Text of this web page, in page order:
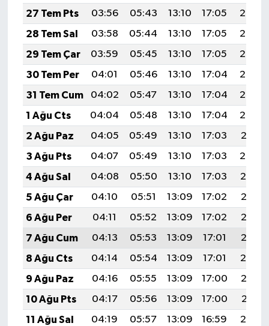
27 Tem Pts
03:56 05:43 13:10 17:05
20:27
28 Tem Sal
03:58 05:44 13:10 17:05
20:26
29 Tem Çar
03:59 05:45 13:10 17:05
20:25
30 Tem Per
04:01 05:46 13:10 17:04
20:24
31 Tem Cum
04:02 05:47 13:10 17:04
20:23
1 Ağu Cts
04:04 05:48 13:10 17:04
20:22
2 Ağu Paz
04:05 05:49 13:10 17:03
20:21
3 Ağu Pts
04:07 05:49 13:10 17:03
20:20
4 Ağu Sal
04:08 05:50 13:10 17:03
20:19
5 Ağu Çar
04:10 05:51 13:09 17:02
20:17
6 Ağu Per
04:11 05:52 13:09 17:02
20:16
7 Ağu Cum
04:13 05:53 13:09 17:01
20:15
8 Ağu Cts
04:14 05:54 13:09 17:01
20:14
9 Ağu Paz
04:16 05:55 13:09 17:00
20:13
10 Ağu Pts
04:17 05:56 13:09 17:00
20:11
11 Ağu Sal
04:19 05:57 13:09 16:59
20:10
KÜLTÜR SANAT
MAGAZİN
Otomobil
POLİTİKA
Sağlık
SİYASET
SPOR HABERLERİ
TEKNOLOJİ
ÜLKE GÜNDEMİ
YAŞAM